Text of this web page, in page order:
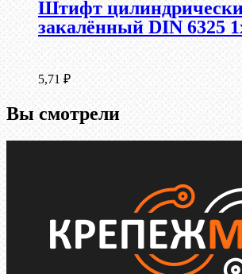
Штифт
закалённый DIN 6325
5,71 ₽
Вы смотрели